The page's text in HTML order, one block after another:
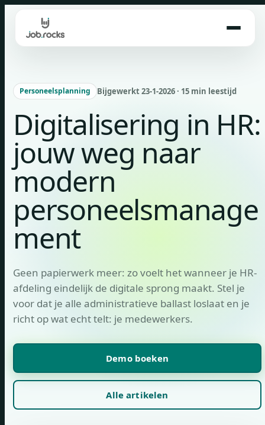
content
Personeelsplanning Bijgewerkt 23-1-2026 · 15 min leestijd
Digitalisering in HR:
jouw weg naar
modern
personeelsmanage
ment
Geen papierwerk meer: zo voelt het wanneer je HR-
afdeling eindelijk de digitale sprong maakt. Stel je
voor dat je alle administratieve ballast loslaat en je
richt op wat echt telt: je medewerkers.
Demo boeken
Alle artikelen